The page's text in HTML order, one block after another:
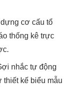
cơ cấu tổ
thống kê trực
nhắc tự động
thiết kế biểu mẫu